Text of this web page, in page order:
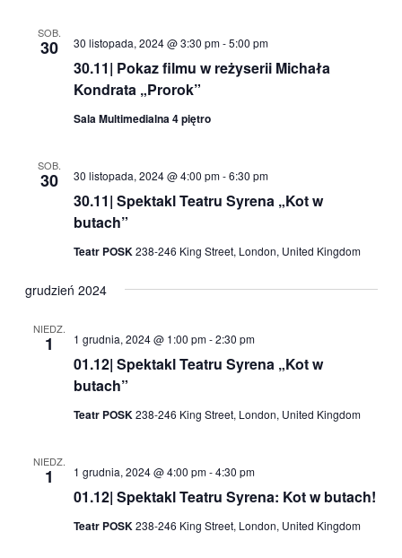
SOB.
30
30.11| Pokaz filmu w reżyserii Michała
Kondrata „Prorok”
30 listopada, 2024 @ 3:30 pm-5:00 pm
Sala Multimedialna 4 piętro
SOB.
30
30.11| Spektakl Teatru Syrena „Kot w
butach”
30 listopada, 2024 @ 4:00 pm-6:30 pm
Teatr POSK238-246 King Street, London, United Kingdom
grudzień 2024
NIEDZ.
1
01.12| Spektakl Teatru Syrena „Kot w
butach”
1 grudnia, 2024 @ 1:00 pm-2:30 pm
Teatr POSK238-246 King Street, London, United Kingdom
NIEDZ.
1
01.12| Spektakl Teatru Syrena: Kot w butach!
1 grudnia, 2024 @ 4:00 pm-4:30 pm
Teatr POSK238-246 King Street, London, United Kingdom